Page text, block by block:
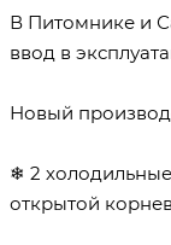
В Питомнике и
ввод в
Новый
❄ 2
открытой